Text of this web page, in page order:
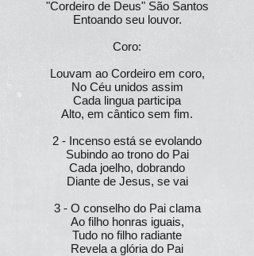
"Cordeiro de Deus" São Santos
Entoando seu louvor.
Coro:
Louvam ao Cordeiro em coro,
No Céu unidos assim
Cada lingua participa
Alto, em cântico sem fim.
2 - Incenso está se evolando
Subindo ao trono do Pai
Cada joelho, dobrando
Diante de Jesus, se vai
3 - O conselho do Pai clama
Ao filho honras iguais,
Tudo no filho radiante
Revela a glória do Pai